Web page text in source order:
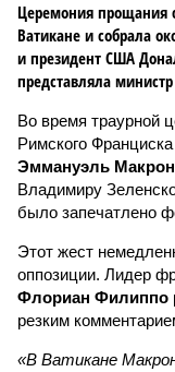
Церемония прощания
Ватикане и собрала
и президент США
представляла
Во время траурной
Римского
Эммануэль Макрон
Владимиру
было запечатлено
Этот жест
оппозиции. Лидер
Флориан Филиппо
резким
«В Ватикане